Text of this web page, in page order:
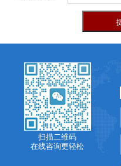
扫描二维码
在线咨询更轻松